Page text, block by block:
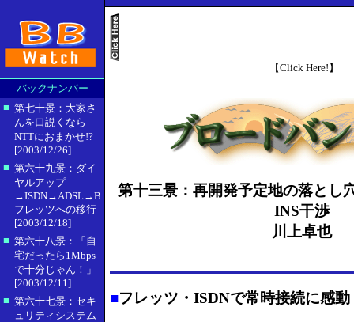
バックナンバー
■ 第七十景：大家さ
んを口説くなら
NTTにおまかせ!?
[2003/12/26]
■ 第六十九景：ダイ
ヤルアップ
→ISDN→ADSL→B
フレッツへの移行
[2003/12/18]
■ 第六十八景：「自
宅だったら1Mbps
で十分じゃん！」
[2003/12/11]
■ 第六十七景：セキ
ュリティシステム
【Click Here!】
第十三景：再開発予定地の落とし
INS干渉
川上卓也
■フレッツ・ISDNで常時接続に感動